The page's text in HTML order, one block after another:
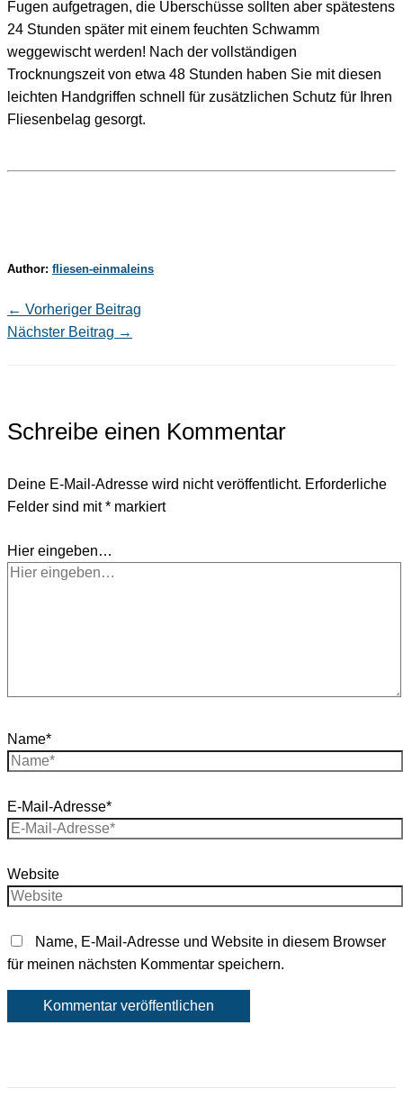
Fugen aufgetragen, die Überschüsse sollten aber spätestens
24 Stunden später mit einem feuchten Schwamm
weggewischt werden! Nach der vollständigen
Trocknungszeit von etwa 48 Stunden haben Sie mit diesen
leichten Handgriffen schnell für zusätzlichen Schutz für Ihren
Fliesenbelag gesorgt.
Author: fliesen-einmaleins
← Vorheriger Beitrag
Nächster Beitrag →
Schreibe einen Kommentar
Deine E-Mail-Adresse wird nicht veröffentlicht. Erforderliche
Felder sind mit* markiert
Hier eingeben…
Name*
E-Mail-Adresse*
Website
Name, E-Mail-Adresse und Website in diesem Browser
für meinen nächsten Kommentar speichern.